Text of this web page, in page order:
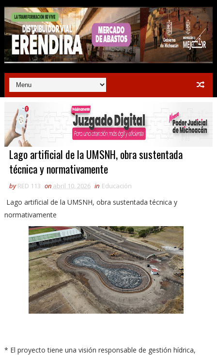
Lago artificial de la UMSNH, obra sustentada
técnica y normativamente
by RED 113 on abril 10, 2026 in Educación
Lago artificial de la UMSNH, obra sustentada técnica y
normativamente
* El proyecto tiene una visión responsable de gestión hídrica,